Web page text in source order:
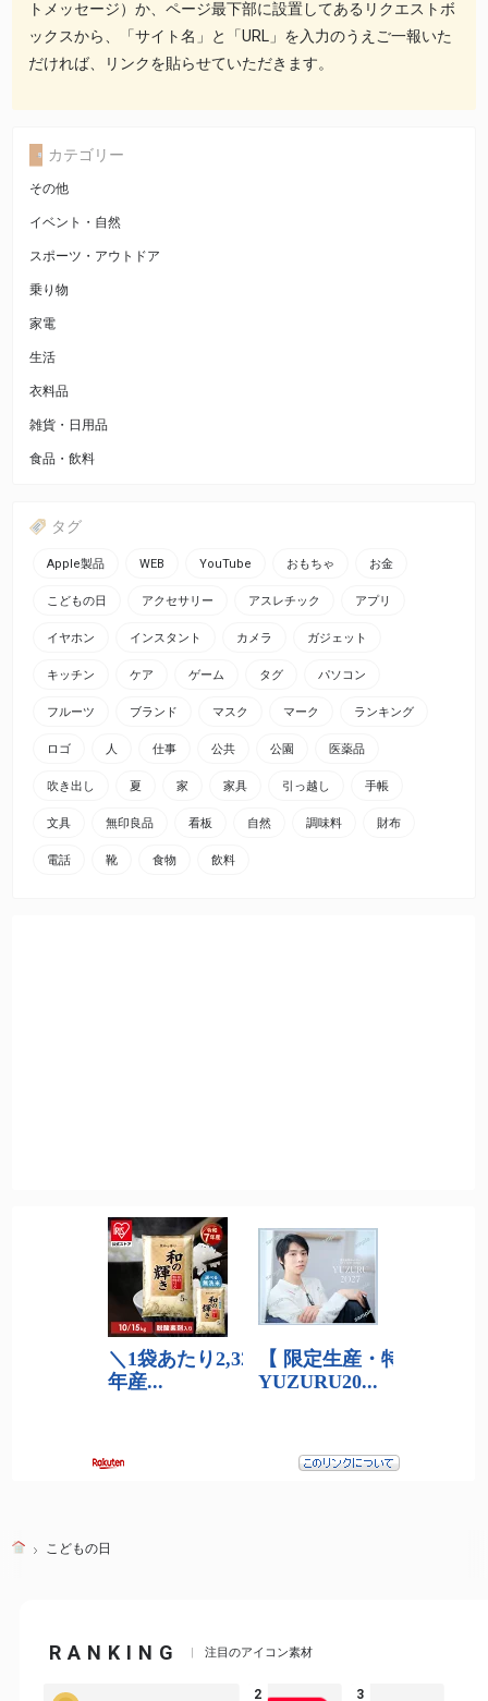
トメッセージ）か、ページ最下部に設置してあるリクエストボ
ックスから、「サイト名」と「URL」を入力のうえご一報いた
だければ、リンクを貼らせていただきます。
カテゴリー
その他
イベント・自然
スポーツ・アウトドア
乗り物
家電
生活
衣料品
雑貨・日用品
食品・飲料
タグ
Apple製品 WEB YouTube おもちゃ お金
こどもの日 アクセサリー アスレチック アプリ
イヤホン インスタント カメラ ガジェット
キッチン ケア ゲーム タグ パソコン
フルーツ ブランド マスク マーク ランキング
ロゴ 人 仕事 公共 公園 医薬品
吹き出し 夏 家 家具 引っ越し 手帳
文具 無印良品 看板 自然 調味料 財布
電話 靴 食物 飲料
こどもの日
RANKING 注目のアイコン素材